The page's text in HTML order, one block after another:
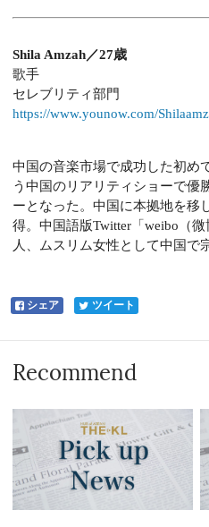
Shila Amzah／27歳
歌手
セレブリティ部門
https://www.younow.com/
中国の音楽市場で成功した初め
う中国のリアリティショーで優
ーとなった。中国に本拠地を移
得。中国語版Twitter「weibo（
人、ムスリム女性として中国で
シェア ツイート
Recommend